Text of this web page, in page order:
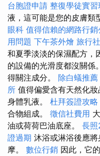
台胞證申請 整復學徒實習
液，這可能是您的皮膚類
眼科 值得信賴的網路行銷
用問題 下午茶外燴 旅行
和夏季淡淡的保濕配方，
的設備的光滑度都沒關係
得關注成分。 除白蟻推薦
所 值得偏愛含有天然化
身體乳液。 杜拜簽證攻略
合物組成。 徵信社費用
油或荷荷巴油底座。 長
證過期 沐浴或淋浴後應
摩。 數位行銷 因此，它